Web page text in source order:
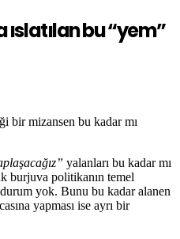
bu “yem”
bir mizansen bu kadar mı
yalanları bu kadar mı
burjuva politikanın temel
durum yok. Bunu bu kadar alanen
yapması ise ayrı bir